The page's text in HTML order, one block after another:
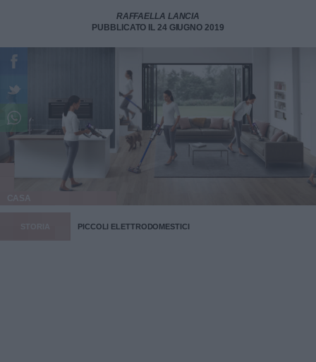
RAFFAELLA LANCIA
PUBBLICATO IL 24 GIUGNO 2019
PICCOLI ELETTRODOMESTICI